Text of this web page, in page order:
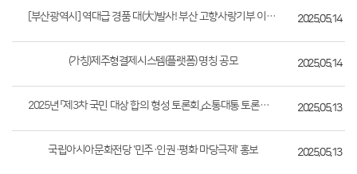
[부산광역시] 역대급 경품 대(大)발사! 부산 고향사랑기부 이벤트 2025.05.14
(가칭)제주형결제시스템(플랫폼) 명칭 공모 2025.05.14
2025년 「제3차 국민 대상 합의 형성 토론회」소통대통 토론단 모집 2025.05.13
국립아시아문화전당 '민주·인권·평화 마당극제' 홍보 2025.05.13